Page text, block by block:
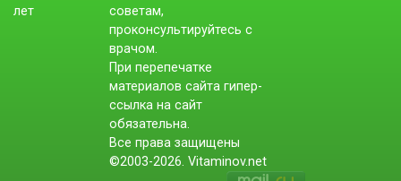
советам,
проконсультируйтесь с
врачом.
При перепечатке
материалов сайта гипер-
ссылка на сайт
обязательна.
Все права защищены
©2003-2026. Vitaminov.net